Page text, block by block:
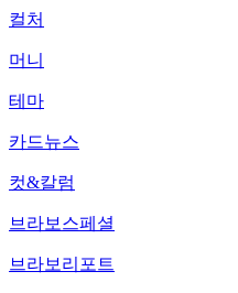
컬처
머니
테마
카드뉴스
컷&칼럼
브라보스페셜
브라보리포트